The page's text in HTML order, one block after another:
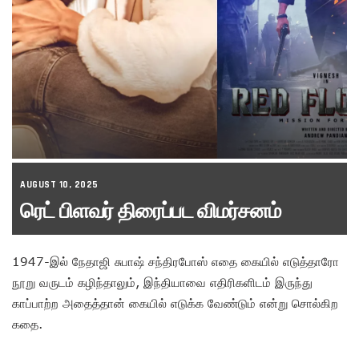
AUGUST 10, 2025
ரெட் பிளவர் திரைப்பட விமர்சனம்
1947-இல் நேதாஜி சுபாஷ் சந்திரபோஸ் எதை கையில் எடுத்தாரோ
நூறு வருடம் கழிந்தாலும், இந்தியாவை எதிரிகளிடம் இருந்து
காப்பாற்ற அதைத்தான் கையில் எடுக்க வேண்டும் என்று சொல்கிற
கதை.